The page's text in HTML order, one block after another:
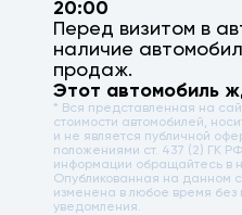
20:00
Перед визитом в
наличие
продаж.
Этот автомобиль
* Вся представленная на
стоимости автомобилей,
и не является публичной
положениями ст. 437 (2) ГК
информации обращайтесь в
Опубликованная на данном
изменена в любое время без
уведомления.